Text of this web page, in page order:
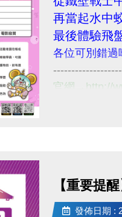
止~~
動、健康飲食有興趣之
03-2639066 #106
再當起水中
最後體驗飛
各位可別錯過
官網→http://
【重要提
發佈日期 :